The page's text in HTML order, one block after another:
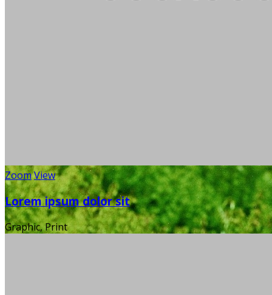
ZoomView
Lorem ipsum dolor sit
Graphic, Print